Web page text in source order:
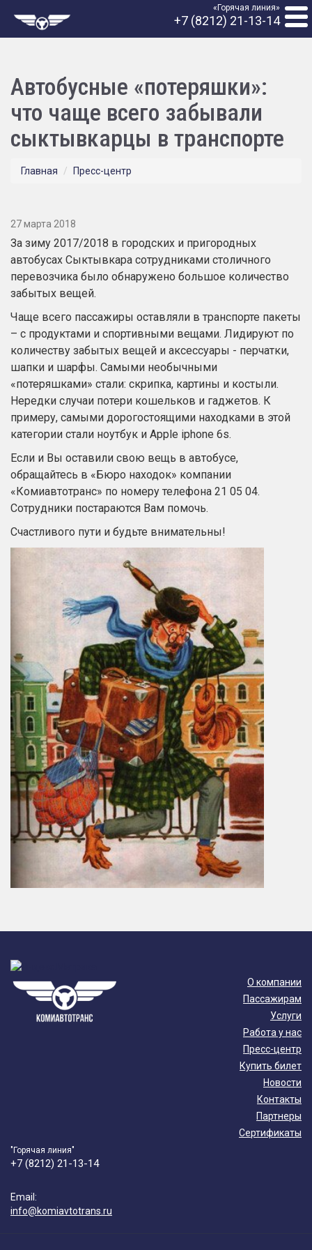
«Горячая линия»
+7 (8212) 21-13-14
Автобусные «потеряшки»:
что чаще всего забывали
сыктывкарцы в транспорте
Главная Пресс-центр
27 марта 2018
За зиму 2017/2018 в городских и пригородных
автобусах Сыктывкара сотрудниками столичного
перевозчика было обнаружено большое количество
забытых вещей.
Чаще всего пассажиры оставляли в транспорте пакеты
– с продуктами и спортивными вещами. Лидируют по
количеству забытых вещей и аксессуары - перчатки,
шапки и шарфы. Самыми необычными
«потеряшками» стали: скрипка, картины и костыли.
Нередки случаи потери кошельков и гаджетов. К
примеру, самыми дорогостоящими находками в этой
категории стали ноутбук и Apple iphone 6s.
Если и Вы оставили свою вещь в автобусе,
обращайтесь в «Бюро находок» компании
«Комиавтотранс» по номеру телефона 21 05 04.
Сотрудники постараются Вам помочь.
Счастливого пути и будьте внимательны!
О компании
Пассажирам
Услуги
Работа у нас
Пресс-центр
Купить билет
Новости
Контакты
Партнеры
Сертификаты
"Горячая линия"
+7 (8212) 21-13-14
Email:
info@komiavtotrans.ru